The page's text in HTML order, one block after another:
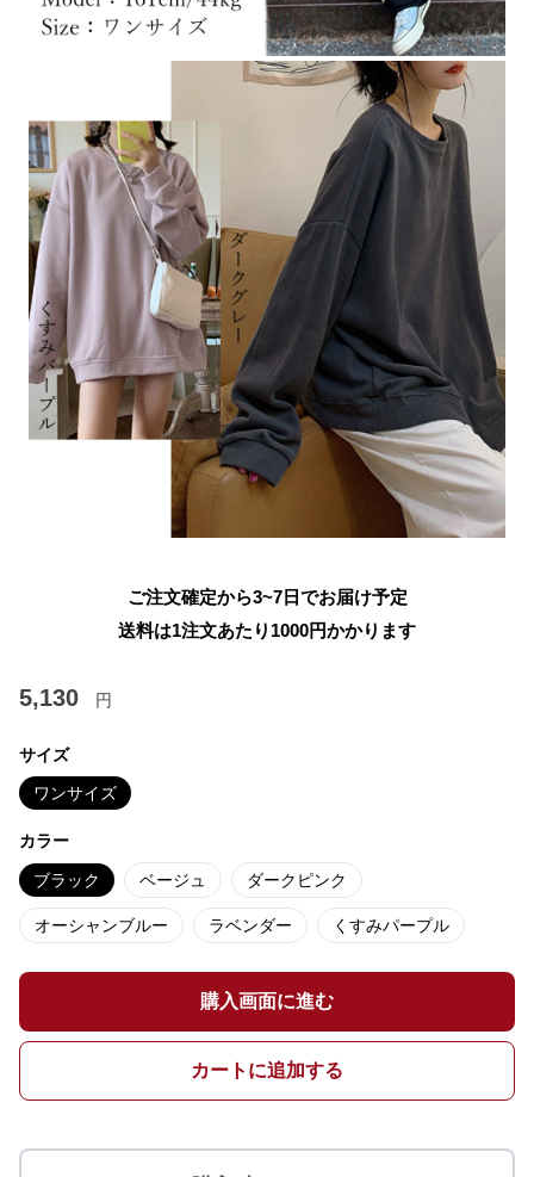
ご注文確定から3~7日でお届け予定
送料は1注文あたり 1000円かかります
5,130 円
サイズ
ワンサイズ
カラー
ブラック ベージュ ダークピンク
オーシャンブルー ラベンダー くすみパープル
購入画面に進む
カートに追加する